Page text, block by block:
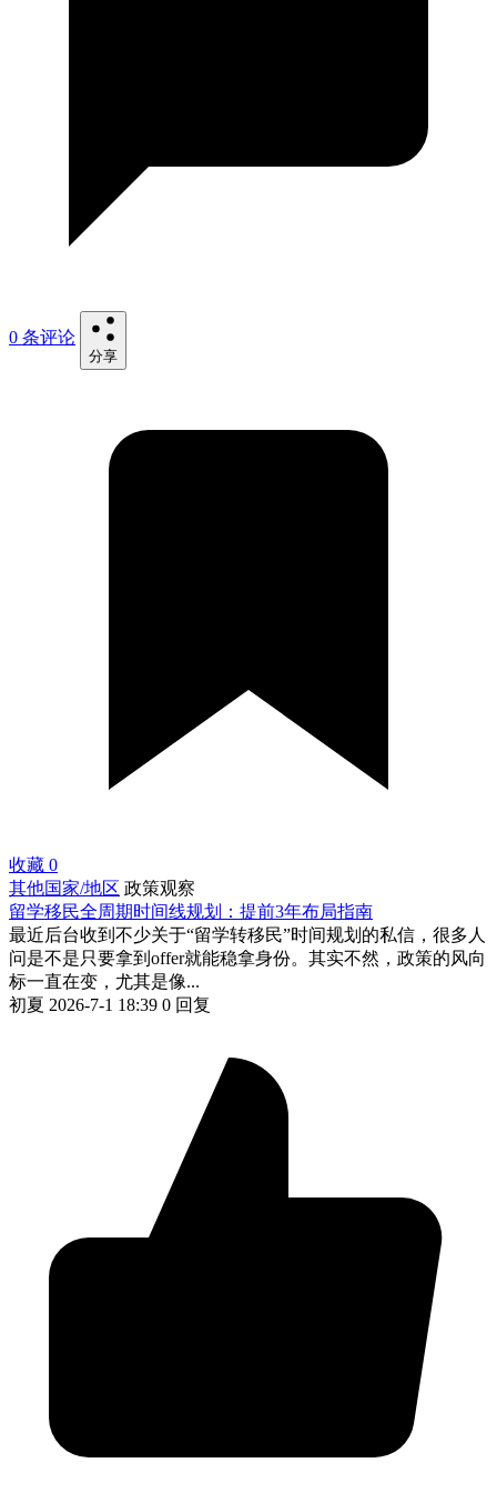
0 条评论
分享
收藏 0
其他国家/地区 政策观察
留学移民全周期时间线规划：提前3年布局指南
最近后台收到不少关于“留学转移民”时间规划的私信，很多人
问是不是只要拿到offer就能稳拿身份。其实不然，政策的风向
标一直在变，尤其是像...
初夏 2026-7-1 18:39 0 回复